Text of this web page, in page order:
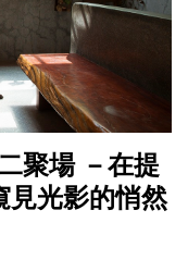
聚場 －在提
見光影的悄然